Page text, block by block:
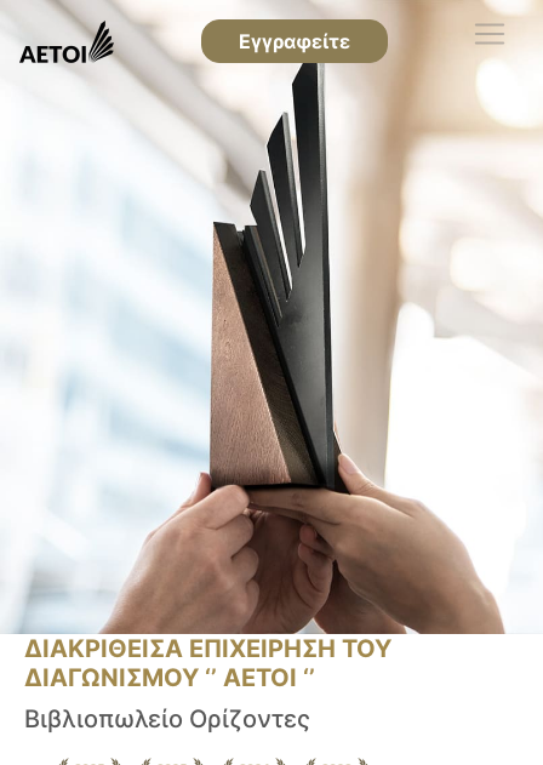
Εγγραφείτε
ΔΙΑΚΡΙΘΕΙΣΑ ΕΠΙΧΕΙΡΗΣΗ ΤΟΥ
ΔΙΑΓΩΝΙΣΜΟΥ ‘’ ΑΕΤΟΙ ‘’
Βιβλιοπωλείο Ορίζοντες